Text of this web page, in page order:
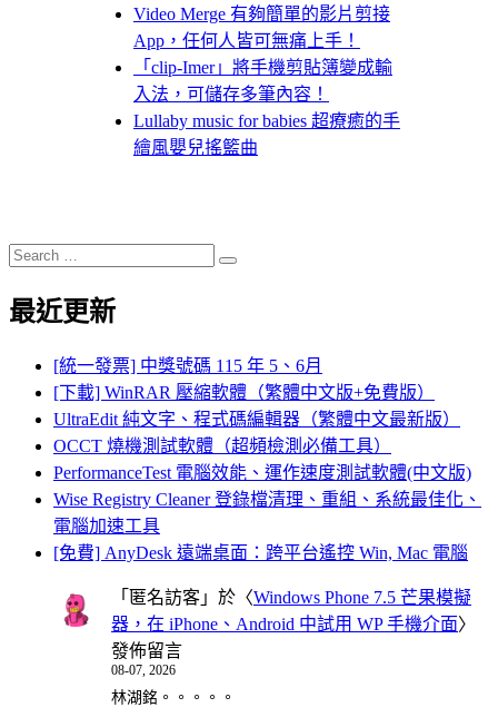
Video Merge 有夠簡單的影片剪接
App，任何人皆可無痛上手！
「clip-Imer」將手機剪貼簿變成輸
入法，可儲存多筆內容！
Lullaby music for babies 超療癒的手
繪風嬰兒搖籃曲
Search
for:
Search
最近更新
[統一發票] 中獎號碼 115 年 5、6月
[下載] WinRAR 壓縮軟體（繁體中文版+免費版）
UltraEdit 純文字、程式碼編輯器（繁體中文最新版）
OCCT 燒機測試軟體（超頻檢測必備工具）
PerformanceTest 電腦效能、運作速度測試軟體(中文版)
Wise Registry Cleaner 登錄檔清理、重組、系統最佳化、
電腦加速工具
[免費] AnyDesk 遠端桌面：跨平台遙控 Win, Mac 電腦
「 匿名訪客 」於〈Windows Phone 7.5 芒果模擬
器，在 iPhone、Android 中試用 WP 手機介面〉
發佈留言
08-07, 2026
林湖銘。。。。。